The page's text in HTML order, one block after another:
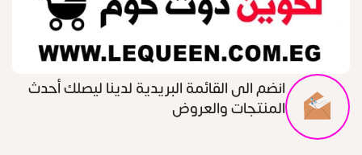
انضم الى القائمة البريدية لدينا ليصلك أحدث
المنتجات والعروض